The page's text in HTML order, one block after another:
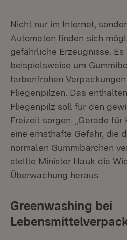
Nicht nur im Internet,
Automaten finden sich
gefährliche Erzeugnisse.
beispielsweise um
farbenfrohen
Fliegenpilzen. Das
Fliegenpilz soll für den
Freizeit sorgen. „Gerade
eine ernsthafte Gefahr, die
normalen Gummibärchen
stellte Minister Hauk die
Überwachung heraus.
Greenwashing bei